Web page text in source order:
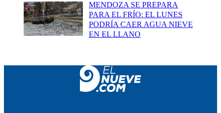
MENDOZA SE PREPARA
PARA EL FRÍO: EL LUNES
PODRÍA CAER AGUA NIEVE
EN EL LLANO